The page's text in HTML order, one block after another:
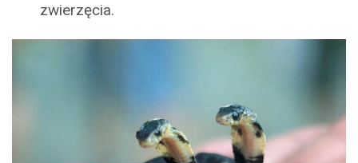
zwierzęcia.